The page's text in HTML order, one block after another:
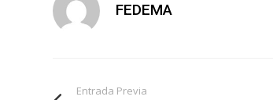
FEDEMA
Entrada Previa